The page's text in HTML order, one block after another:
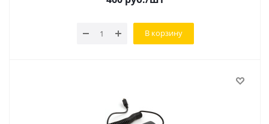
В корзину